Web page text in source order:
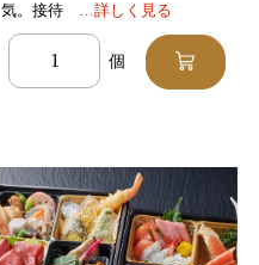
気。接待 …詳しく見る